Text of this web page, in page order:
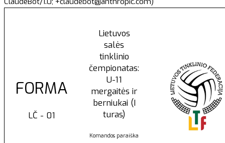
FORMA
LČ - 01
Lietuvos
salės
tinklinio
čempionatas:
U-11
mergaitės ir
berniukai (I
turas)
Komandos paraiška